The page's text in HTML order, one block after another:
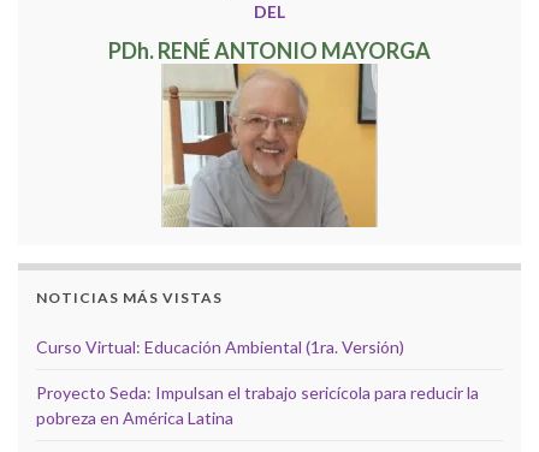
DEL
PDh. RENÉ ANTONIO MAYORGA
NOTICIAS MÁS VISTAS
Curso Virtual: Educación Ambiental (1ra. Versión)
Proyecto Seda: Impulsan el trabajo sericícola para reducir la
pobreza en América Latina